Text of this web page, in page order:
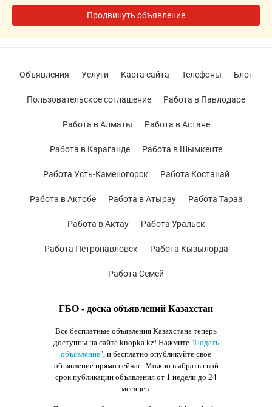
Продвинуть объявление
ГБО - доска объявлений Казахстан
Все бесплатные объявления Казахстана теперь
доступны на сайте knopka.kz! Нажмите "Подать
объявление", и бесплатно опубликуйте свое
объявление прямо сейчас. Можно выбрать свой
срок публикации объявления от 1 недели до 24
месяцев.
Объявления Услуги Карта сайта Телефоны Блог
Пользовательское соглашение Работа в Павлодаре
Работа в Алматы Работа в Астане
Работа в Караганде Работа в Шымкенте
Работа Усть-Каменогорск Работа Костанай
Работа в Актобе Работа в Атырау Работа Тараз
Работа в Актау Работа Уральск
Работа Петропавловск Работа Кызылорда
Работа Семей